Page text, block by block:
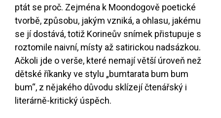
ptát se proč. Zejména k Moondogově poetické
tvorbě, způsobu, jakým vzniká, a ohlasu, jakému
se jí dostává, totiž Korineův snímek přistupuje s
roztomile naivní, místy až satirickou nadsázkou.
Ačkoli jde o verše, které nemají větší úroveň než
dětské říkanky ve stylu „bumtarata bum bum
bum“, z nějakého důvodu sklízejí čtenářský i
literárně-kritický úspěch.